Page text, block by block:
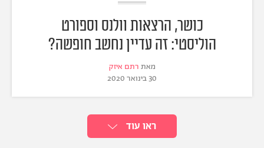
כושר, הרצאות וולנס וספורט
הוליסטי: זה עדיין נחשב חופשה?
מאת רתם איזק
30 בינואר 2020
ראו עוד